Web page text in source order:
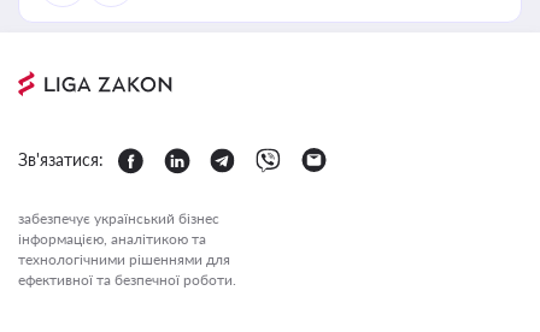
Зв'язатися:
забезпечує український бізнес
інформацією, аналітикою та
технологічними рішеннями для
ефективної та безпечної роботи.